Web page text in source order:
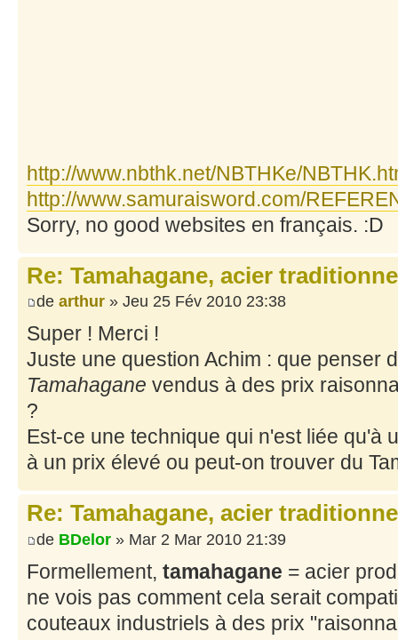
http://www.nbthk.net/NBTHKe/
http://www.samuraisword.com/
Sorry, no good websites en français. :D
Re: Tamahagane, acier
de arthur » Jeu 25 Fév 2010 23:38
Super ! Merci !
Juste une question Achim : que penser
Tamahagane vendus à des prix
?
Est-ce une technique qui n'est liée qu'à
à un prix élevé ou peut-on trouver du
Re: Tamahagane, acier
de BDelor » Mar 2 Mar 2010 21:39
Formellement, tamahagane = acier
ne vois pas comment cela serait
couteaux industriels à des prix